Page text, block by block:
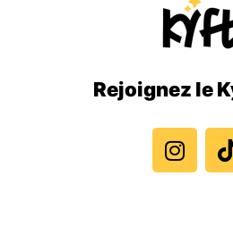
Rejoignez le
n
s
t
i
t